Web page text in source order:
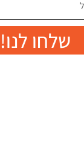
ידע לשולחן
על המיתוג,
בכל פרק – ועל
התכנית צריך
רב עוצמה
ומעורבותו.
עקבית
נשכח בקלות.
מותאמת אישית,
שלחו לנו!